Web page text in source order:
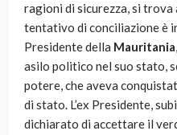
ragioni di sicurezza, si trova
tentativo di conciliazione è
Presidente della Mauritania
asilo politico nel suo stato,
potere, che aveva
di stato. L’ex Presidente,
dichiarato di accettare il